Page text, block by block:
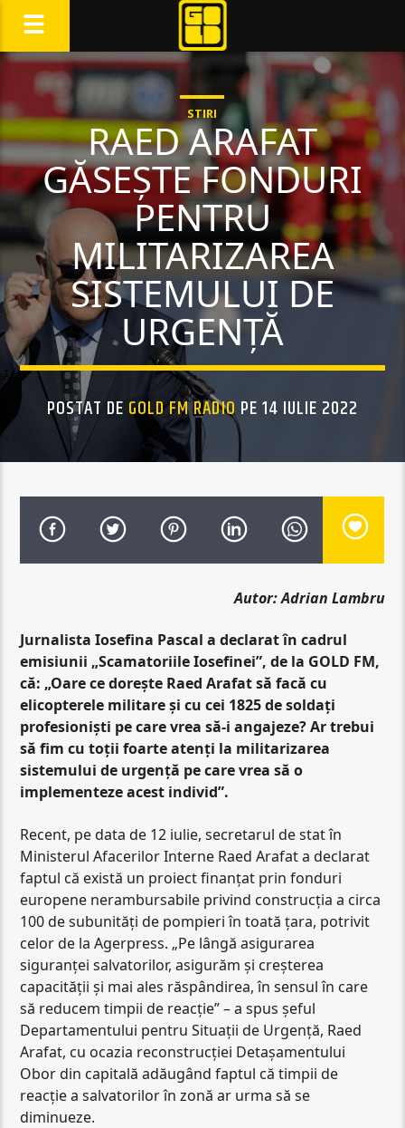
STIRI
RAED ARAFAT
GĂSEȘTE FONDURI
PENTRU
MILITARIZAREA
SISTEMULUI DE
URGENȚĂ
POSTAT DE GOLD FM RADIO PE 14 IULIE 2022
Autor: Adrian Lambru
Jurnalista Iosefina Pascal a declarat în cadrul
emisiunii „Scamatoriile Iosefinei”, de la GOLD FM,
că: „Oare ce dorește Raed Arafat să facă cu
elicopterele militare și cu cei 1825 de soldați
profesioniști pe care vrea să-i angajeze? Ar trebui
să fim cu toții foarte atenți la militarizarea
sistemului de urgență pe care vrea să o
implementeze acest individ”.
Recent, pe data de 12 iulie, secretarul de stat în
Ministerul Afacerilor Interne Raed Arafat a declarat
faptul că există un proiect finanţat prin fonduri
europene nerambursabile privind construcţia a circa
100 de subunităţi de pompieri în toată ţara, potrivit
celor de la Agerpress. „Pe lângă asigurarea
siguranţei salvatorilor, asigurăm şi creşterea
capacităţii şi mai ales răspândirea, în sensul în care
să reducem timpii de reacţie” – a spus șeful
Departamentului pentru Situații de Urgență, Raed
Arafat, cu ocazia reconstrucţiei Detaşamentului
Obor din capitală adăugând faptul că timpii de
reacţie a salvatorilor în zonă ar urma să se
diminueze.